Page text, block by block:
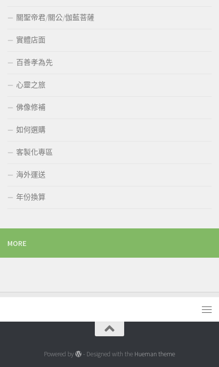
關聖帝君/關公/伽藍菩薩
實體店面
百善孝為先
心靈之旅
佛像修補
如何選購
客製化專區
海外運送
年份換算
MORE
Powered by - Designed with the Hueman theme